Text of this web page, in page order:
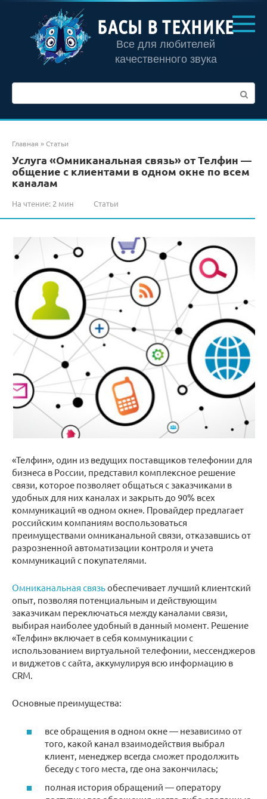
контенту
БАСЫ В ТЕХНИКЕ
Все для любителей
качественного звука
Главная »Статьи
Услуга «Омниканальная связь» от Телфин —
общение с клиентами в одном окне по всем
каналам
На чтение: 2 мин Статьи
«Телфин», один из ведущих поставщиков телефонии для
бизнеса в России, представил комплексное решение
связи, которое позволяет общаться с заказчиками в
удобных для них каналах и закрыть до 90% всех
коммуникаций «в одном окне». Провайдер предлагает
российским компаниям воспользоваться
преимуществами омниканальной связи, отказавшись от
разрозненной автоматизации контроля и учета
коммуникаций с покупателями.
Омниканальная связьобеспечивает лучший клиентский
опыт, позволяя потенциальным и действующим
заказчикам переключаться между каналами связи,
выбирая наиболее удобный в данный момент. Решение
«Телфин» включает в себя коммуникации с
использованием виртуальной телефонии, мессенджеров
и виджетов с сайта, аккумулируя всю информацию в
CRM.
Основные преимущества:
все обращения в одном окне — независимо от
того, какой канал взаимодействия выбрал
клиент, менеджер всегда сможет продолжить
беседу с того места, где она закончилась;
полная история обращений — оператору